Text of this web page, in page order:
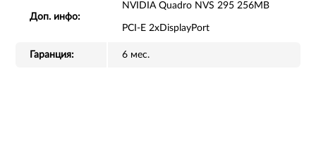
Доп. инфо:
NVIDIA Quadro NVS 295 256MB
PCI-E 2xDisplayPort
Гаранция: 6 мес.